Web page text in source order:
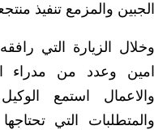
الجبين والمزمع تنفيذ
وخلال الزيارة التي
امين وعدد من مدراء
والاعمال استمع
والمتطلبات التي